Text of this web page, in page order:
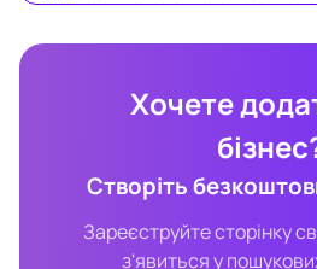
Хочете
Створіть
Зареєструйте сторінку
з'явиться у